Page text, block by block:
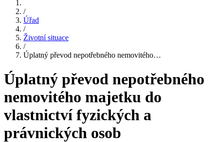
/
Úřad
/
Životní situace
/
Úplatný převod nepotřebného nemovitého…
Úplatný převod nepotřebného
nemovitého majetku do
vlastnictví fyzických a
právnických osob